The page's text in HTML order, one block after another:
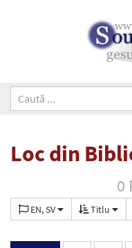
Loc din
0
EN, SV Titlu